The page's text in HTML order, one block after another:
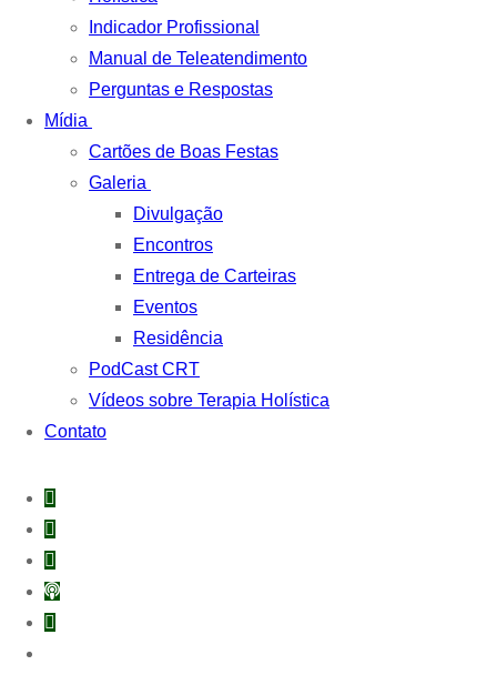
Indicador Profissional
Manual de Teleatendimento
Perguntas e Respostas
Mídia
Cartões de Boas Festas
Galeria
Divulgação
Encontros
Entrega de Carteiras
Eventos
Residência
PodCast CRT
Vídeos sobre Terapia Holística
Contato